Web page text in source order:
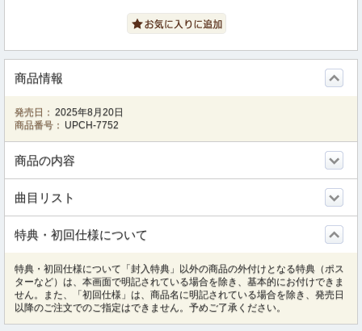
商品情報
発売日： 2025年8月20日
商品番号： UPCH-7752
商品の内容
曲目リスト
特典・初回仕様について
特典・初回仕様について「封入特典」以外の商品の外付けとなる特典（ポス
ターなど）は、本画面で明記されている場合を除き、基本的にお付けできま
せん。また、「初回仕様」は、商品名に明記されている場合を除き、発売日
以降のご注文でのご指定はできません。予めご了承ください。